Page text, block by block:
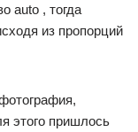
auto , тогда
из пропорций
этого пришлось